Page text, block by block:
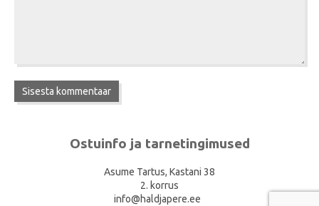
Ostuinfo ja tarnetingimused
Asume Tartus, Kastani 38
2. korrus
info@haldjapere.ee